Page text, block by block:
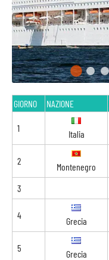
GIORNO NAZIONE
1
Italia
2
Montenegro
3
4
Grecia
5
Grecia